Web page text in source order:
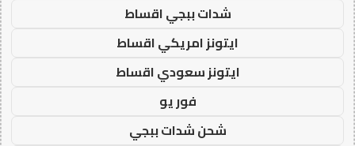
شدات ببجي اقساط
ايتونز امريكي اقساط
ايتونز سعودي اقساط
فور يو
شحن شدات ببجي